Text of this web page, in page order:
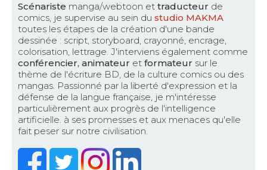
Scénariste manga/webtoon et traducteur de
comics, je supervise au sein du studio MAKMA
toutes les étapes de la création d'une bande
dessinée : script, storyboard, crayonné, encrage,
colorisation, lettrage. J'interviens également comme
conférencier, animateur et formateur sur le
thème de l'écriture BD, de la culture comics ou des
mangas. Passionné par la liberté d'expression et la
défense de la langue française, je m'intéresse
particulièrement aux progrès de l'intelligence
artificielle. à ses promesses et aux menaces qu'elle
fait peser sur notre civilisation.